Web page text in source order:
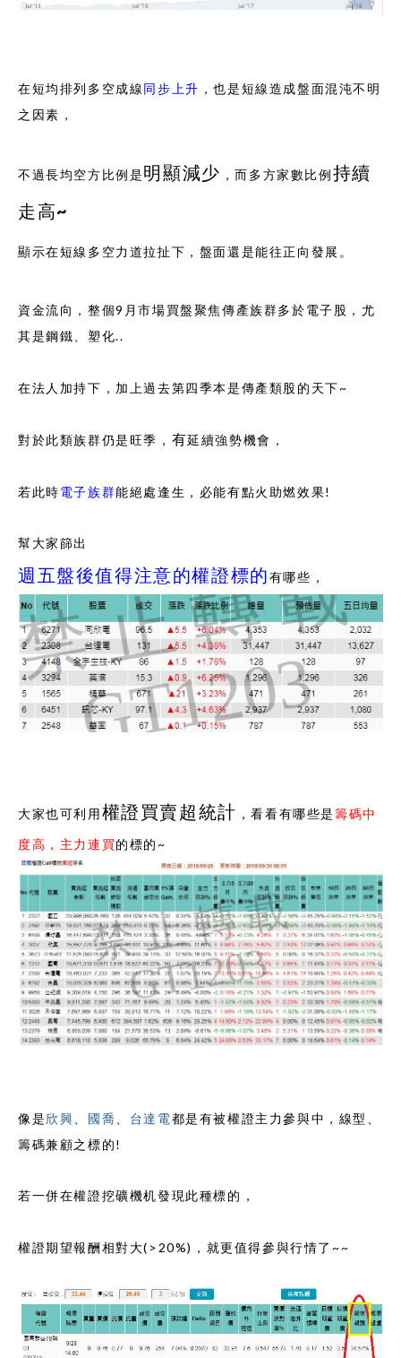
在短均排列多空成線同步上升 ，也是短線造成盤面混沌不明
之因素，
不過長均空方比例是明顯減少 ，而多方家數比例持續
走高~
顯示在短線多空力道拉扯下，盤面還是能往正向發展。
資金流向，整個9月市場買盤聚焦傳產族群多於電子股，尤
其是鋼鐵、塑化..
在法人加持下，加上過去第四季本是傳產類股的天下~
對於此類族群仍是旺季， 有延續強勢機會，
若此時電子族群能絕處逢生，必能有點火助燃效果!
幫大家篩出
週五盤後值得注意的權證標的有哪些，
大家也可利用權證買賣超統計 ，看看有哪些是籌碼中
度高，主力連買的標的~
像是欣興 國喬 台達電都是有被權證主力參與中，線型、
籌碼兼顧之標的!
若一併在權證挖礦機机發現此種標的，
權證期望報酬相對大(>20%)，就更值得參與行情了~~